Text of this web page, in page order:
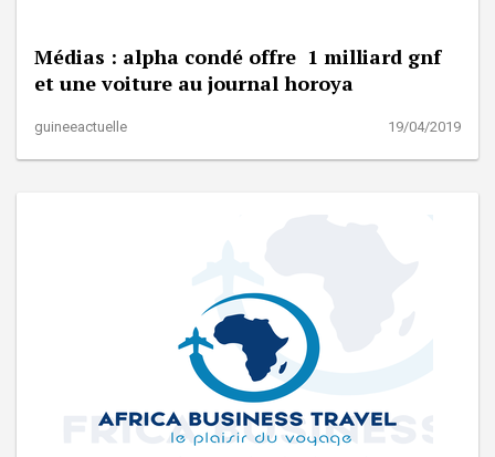
Médias : alpha condé offre 1 milliard gnf
et une voiture au journal horoya
guineeactuelle 19/04/2019